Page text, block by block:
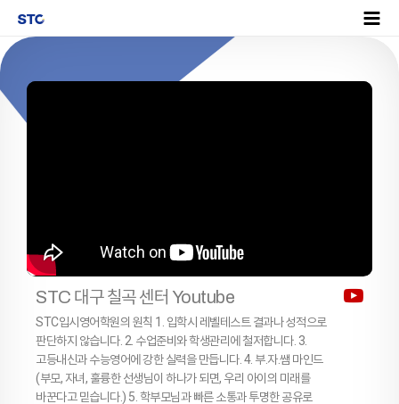
STC 대구 칠곡 센터 Youtube
STC입시영어학원의 원칙 1. 입학시 레벨테스트 결과나 성적으로
판단하지 않습니다. 2. 수업준비와 학생관리에 철저합니다. 3.
고등내신과 수능영어에 강한 실력을 만듭니다. 4. 부.자.쌤 마인드
(부모, 자녀, 훌륭한 선생님이 하나가 되면, 우리 아이의 미래를
바꾼다고 믿습니다.) 5. 학부모님과 빠른 소통과 투명한 공유로